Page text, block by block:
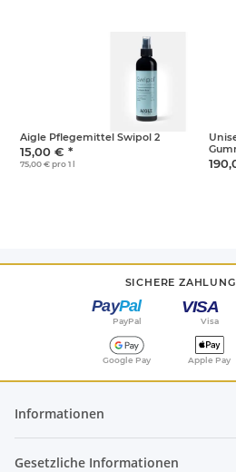
Aigle Pflegemittel Swipol 2
15,00 € *
75,00 € pro 1 l
43
SICHERE
PayPal Visa
Google Pay Apple Pay
Informationen
Gesetzliche Informationen